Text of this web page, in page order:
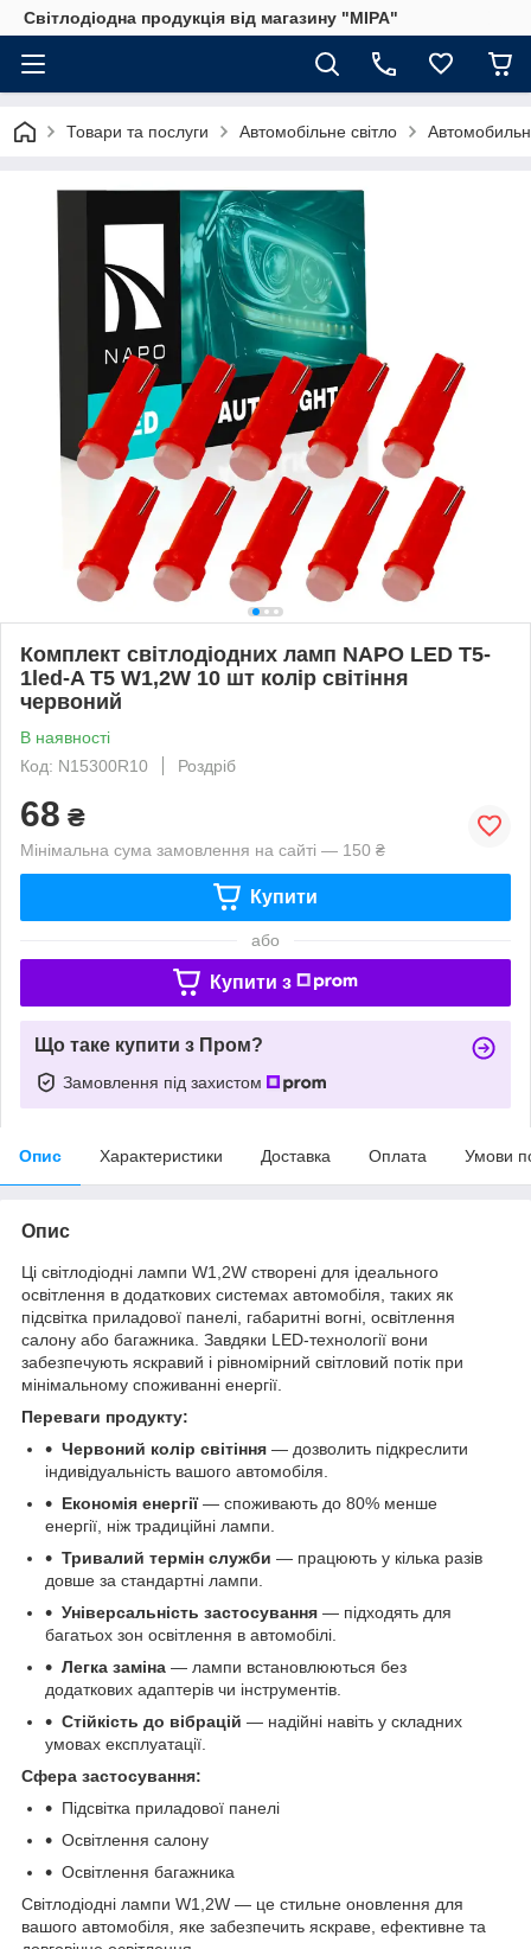
Світлодіодна продукція від магазину "МІРА"
Товари та послуги Автомобільне світло
Комплект світлодіодних ламп NAPO LED T5-
1led-A T5 W1,2W 10 шт колір світіння
червоний
В наявності
Код: N15300R10
Роздріб
68 ₴
Мінімальна сума замовлення на сайті — 150 ₴
Купити
або
Купити з
Що таке купити з Пром?
Замовлення під захистом
Опис Характеристики Доставка Оплата Умови
Опис
Ці світлодіодні лампи W1,2W створені для ідеального
освітлення в додаткових системах автомобіля, таких як
підсвітка приладової панелі, габаритні вогні, освітлення
салону або багажника. Завдяки LED-технології вони
забезпечують яскравий і рівномірний світловий потік при
мінімальному споживанні енергії.
Переваги продукту:
Червоний колір світіння — дозволить підкреслити
індивідуальність вашого автомобіля.
Економія енергії— споживають до 80% менше
енергії, ніж традиційні лампи.
Тривалий термін служби — працюють у кілька разів
довше за стандартні лампи.
Універсальність застосування — підходять для
багатьох зон освітлення в автомобілі.
Легка заміна — лампи встановлюються без
додаткових адаптерів чи інструментів.
Стійкість до вібрацій — надійні навіть у складних
умовах експлуатації.
Сфера застосування:
Підсвітка приладової панелі
Освітлення салону
Освітлення багажника
Світлодіодні лампи W1,2W — це стильне оновлення для
вашого автомобіля, яке забезпечить яскраве, ефективне та